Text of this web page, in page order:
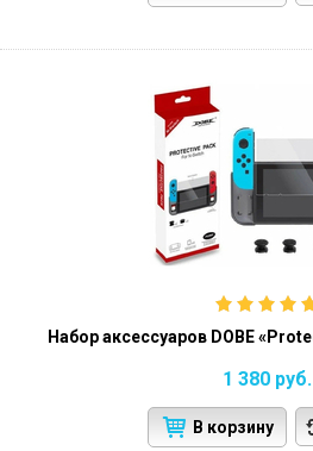
Набор аксессуаров DOBE
1 380 руб.
В корзину